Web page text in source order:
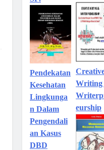
Pendekatan
Kesehatan
Lingkunga
n Dalam
Pengendali
an Kasus
DBD
Writing
eurship